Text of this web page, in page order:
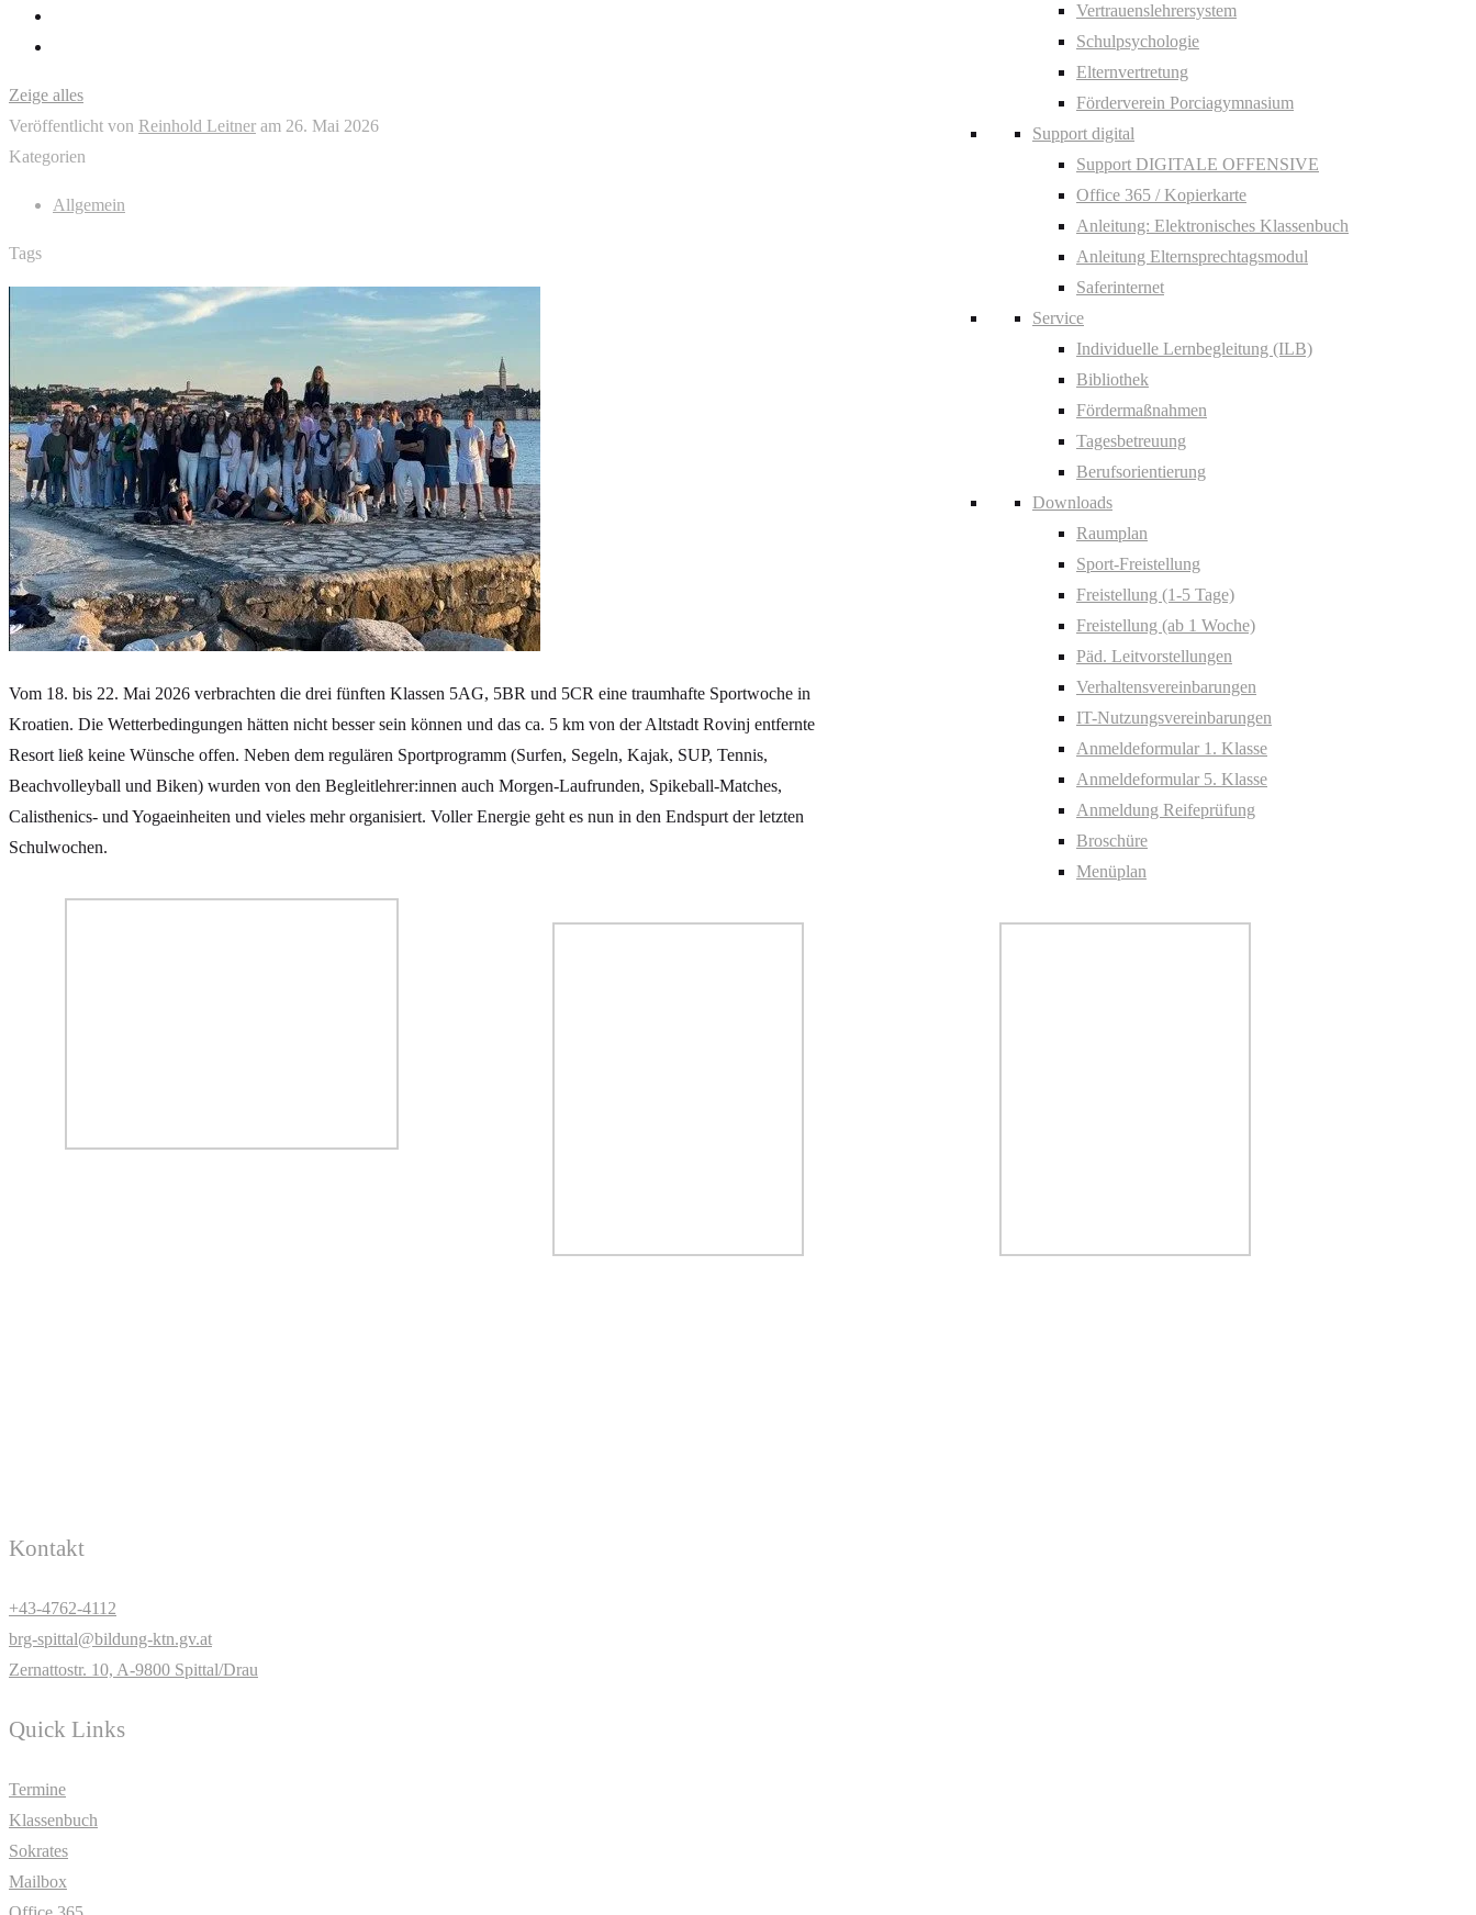
Vertrauenslehrersystem
Schulpsychologie
Elternvertretung
Förderverein Porciagymnasium
Support digital
Support DIGITALE OFFENSIVE
Office 365 / Kopierkarte
Anleitung: Elektronisches Klassenbuch
Anleitung Elternsprechtagsmodul
Saferinternet
Service
Individuelle Lernbegleitung (ILB)
Bibliothek
Fördermaßnahmen
Tagesbetreuung
Berufsorientierung
Downloads
Raumplan
Sport-Freistellung
Freistellung (1-5 Tage)
Freistellung (ab 1 Woche)
Päd. Leitvorstellungen
Verhaltensvereinbarungen
IT-Nutzungsvereinbarungen
Anmeldeformular 1. Klasse
Anmeldeformular 5. Klasse
Anmeldung Reifeprüfung
Broschüre
Menüplan
Zeige alles
Veröffentlicht von Reinhold Leitner am 26. Mai 2026
Kategorien
Allgemein
Tags
Vom 18. bis 22. Mai 2026 verbrachten die drei fünften Klassen 5AG, 5BR und 5CR eine traumhafte Sportwoche in
Kroatien. Die Wetterbedingungen hätten nicht besser sein können und das ca. 5 km von der Altstadt Rovinj entfernte
Resort ließ keine Wünsche offen. Neben dem regulären Sportprogramm (Surfen, Segeln, Kajak, SUP, Tennis,
Beachvolleyball und Biken) wurden von den Begleitlehrer:innen auch Morgen-Laufrunden, Spikeball-Matches,
Calisthenics- und Yogaeinheiten und vieles mehr organisiert. Voller Energie geht es nun in den Endspurt der letzten
Schulwochen.
Kontakt
+43-4762-4112
brg-spittal@bildung-ktn.gv.at
Zernattostr. 10, A-9800 Spittal/Drau
Quick Links
Termine
Klassenbuch
Sokrates
Mailbox